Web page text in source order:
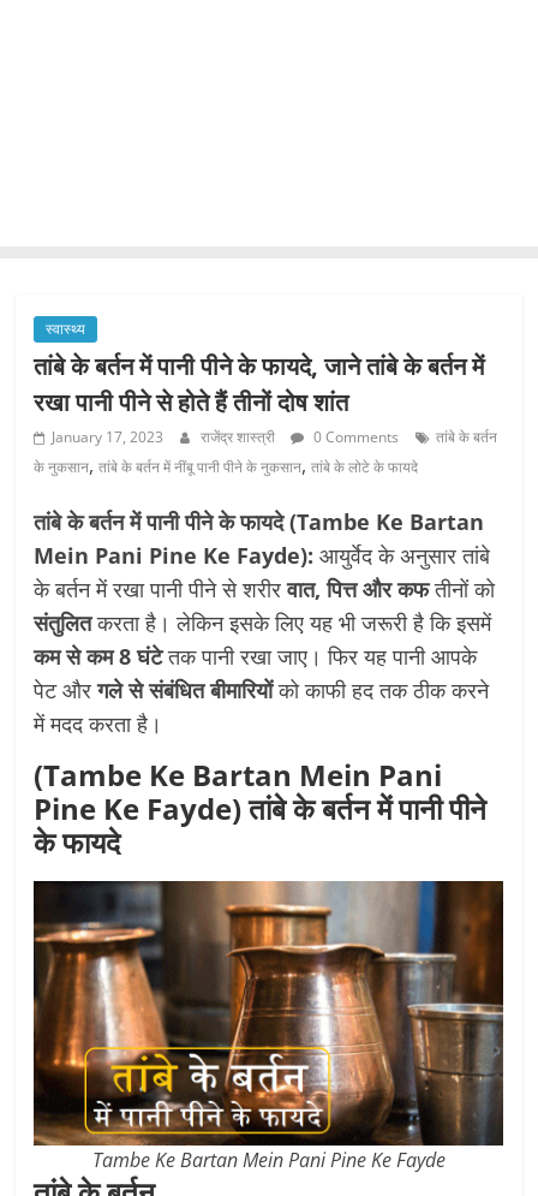
स्वास्थ्य
तांबे के बर्तन में पानी पीने के फायदे, जाने तांबे के बर्तन में
रखा पानी पीने से होते हैं तीनों दोष शांत
January 17, 2023 राजेंद्र शास्त्री 0 Comments
तांबे के बर्तन
के नुकसान,तांबे के बर्तन में नींबू पानी पीने के नुकसान,तांबे के लोटे के फायदे
तांबे के बर्तन में पानी पीने के फायदे (Tambe Ke Bartan
Mein Pani Pine Ke Fayde): आयुर्वेद के अनुसार तांबे
के बर्तन में रखा पानी पीने से शरीरवात, पित्त और कफतीनों को
संतुलितकरता है। लेकिन इसके लिए यह भी जरूरी है कि इसमें
कम से कम 8 घंटेतक पानी रखा जाए। फिर यह पानी आपके
पेट औरगले से संबंधित बीमारियोंको काफी हद तक ठीक करने
में मदद करता है।
(Tambe Ke Bartan Mein Pani
Pine Ke Fayde) तांबे के बर्तन में पानी पीने
के फायदे
Tambe Ke Bartan Mein Pani Pine Ke Fayde